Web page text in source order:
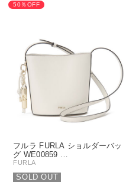
50％OFF
フルラ FURLA ショルダーバッ
グ WE00859 …
FURLA
SOLD OUT